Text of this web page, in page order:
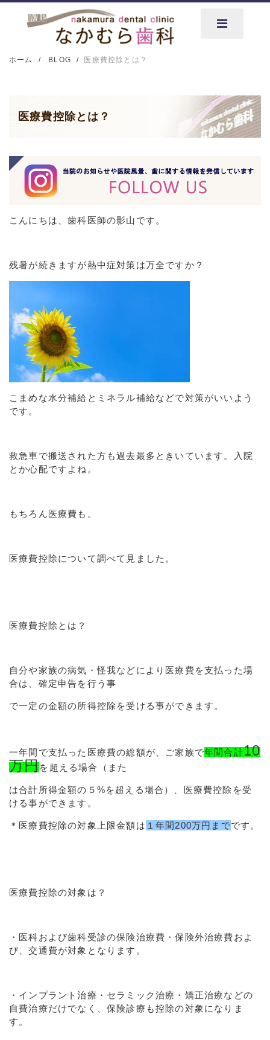
ホーム BLOG 医療費控除とは？
医療費控除とは？
こんにちは、歯科医師の影山です。
残暑が続きますが熱中症対策は万全ですか？
こまめな水分補給とミネラル補給などで対策がいいよう
です。
救急車で搬送された方も過去最多ときいています。入院
とか心配ですよね。
もちろん医療費も。
医療費控除について調べて見ました。
医療費控除とは？
自分や家族の病気・怪我などにより医療費を支払った場
合は、確定申告を行う事
で一定の金額の所得控除を受ける事ができます。
一年間で支払った医療費の総額が、ご家族で年間合計10
万円を超える場合（また
は合計所得金額の５%を超える場合）、医療費控除を受
ける事ができます。
＊医療費控除の対象上限金額は １年間200万円までです。
医療費控除の対象は？
・医科および歯科受診の保険治療費・保険外治療費およ
び、交通費が対象となります。
・インプラント治療・セラミック治療・矯正治療などの
自費治療だけでなく、保険診療も控除の対象になりま
す。